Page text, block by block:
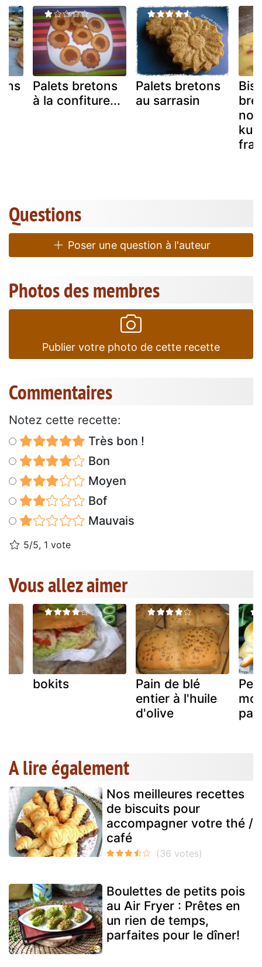
Palets bretons
à la confiture...
Palets bretons
au sarrasin
Questions
Poser une question à l'auteur
Photos des membres
Publier votre photo de cette recette
Commentaires
Notez cette recette:
Très bon !
Bon
Moyen
Bof
Mauvais
5/5, 1 vote
Vous allez aimer
bokits
Pain de blé
entier à l'huile
d'olive
A lire également
Nos meilleures recettes
de biscuits pour
accompagner votre thé /
café
Boulettes de petits pois
au Air Fryer : Prêtes en
un rien de temps,
parfaites pour le dîner!